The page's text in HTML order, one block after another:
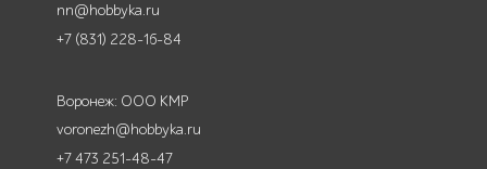
nn@hobbyka.ru
+7 (831) 228-16-84
Воронеж: ООО КМР
voronezh@hobbyka.ru
+7 473 251-48-47